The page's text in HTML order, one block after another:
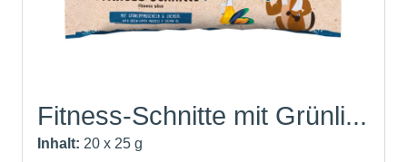
Fitness-Schnitte mit Grünli...
Inhalt: 20 x 25 g